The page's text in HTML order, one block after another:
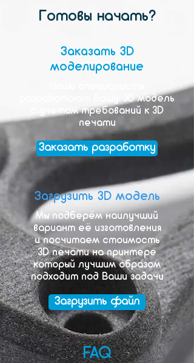
Готовы начать?
Заказать 3D
моделирование
разработают Вашу 3D модель
с учётом требований к 3D
печати
Заказать разработку
Загрузить 3D модель
Мы подберём наилучший
вариант её изготовления
и посчитаем стоимость
3D печати на принтере
который лучшим образом
подходит под Ваши задачи
Загрузить файл
FAQ